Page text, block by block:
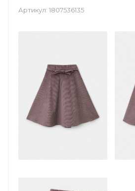
Артикул: 1807536135